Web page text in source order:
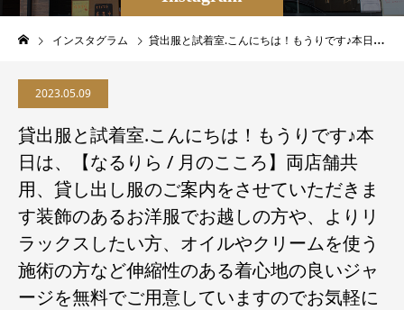
インスタグラム 貸出服と試着室.こんにちは！もうりです♪本日は、【なるりら / 月のこころ】両店舗共用、貸し出し服のご案内をさせていただきます️装飾のあるお洋服でお越しの方や、よりリラックスしたい方、オイルやクリームを使う施術の方など伸縮性のある着心地の良いジャージを無料でご用意していますのでお気軽にご利用ください🏻❣️貸し出しサイズはS / M / L / LL / 3Lまでで上下半袖と上下長袖があり、各在庫数が異なる為在庫が無い場合には、前後のサイズをご提案させていただくことがございます🏻‍♀️一度使用した貸し出し服は、その都度クリーニングしていますのでいつでも清潔&安心です☘️お仕事帰りやお出掛けのついでにご来店される際にも気兼ねなくお越しください🏻‍♀️では次回の更新もお楽しみに♪* ⌒⌒⌒⌒⌒⌒⌒⌒⌒⌒⌒⌒⌒⌒⌒⌒ *\🌝スクール生徒募集中🌚//ドライヘッドスパセラピスト協会による、セラピスト資格取得が叶う足利校が開校！お気軽にお問い合わせ、ご応募ください* ⌒⌒⌒⌒⌒⌒⌒⌒⌒⌒⌒⌒⌒⌒⌒⌒ *【なるりら/月のこころ】足利店 ()栃木県足利市田中町783-2 KSB3(🌐)https://www.narurira.jp()0284-64-8746公式LINE🕊検索ID→【@270tecfq】DM️からもお問い合わせ可能◎.#なるりら #narurira #系列店 #姉妹店 #月のこころ #tsukinokokoro #リラクゼーションサロン #リラク #整体 #マッサージ #足利マッサージ #もみほぐし #ドライヘッドスパ #headspa #栃木 #足利 #足利市 #あしかが #ashikaga #群馬 #太田 #太田市 #佐野
2023.05.09
貸出服と試着室.こんにちは！もうりです♪本
日は、【なるりら / 月のこころ】両店舗共
用、貸し出し服のご案内をさせていただきま
す️装飾のあるお洋服でお越しの方や、よりリ
ラックスしたい方、オイルやクリームを使う
施術の方など伸縮性のある着心地の良いジャ
ージを無料でご用意していますのでお気軽に